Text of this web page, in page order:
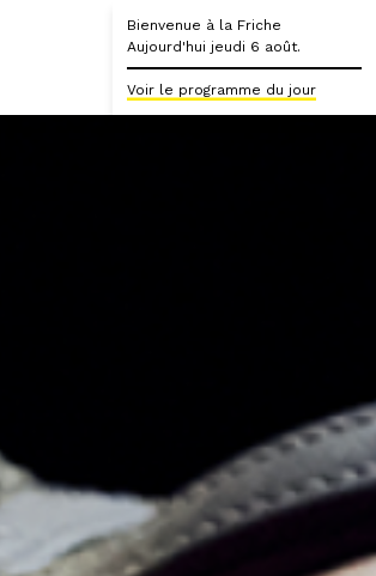
Bienvenue à la Friche
Aujourd'hui jeudi 6 août.
Voir le programme du jour